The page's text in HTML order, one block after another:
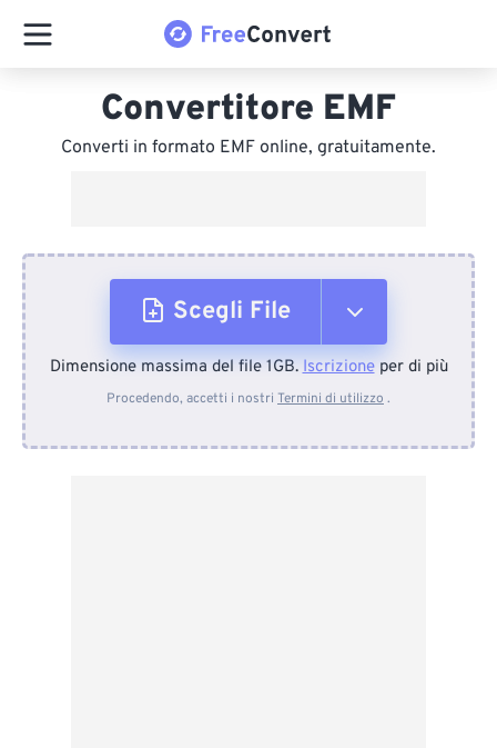
Convertitore EMF
Converti in formato EMF online, gratuitamente.
Scegli File
Dal dispositivo
Dimensione massima del file 1GB.Iscrizioneper di più
Procedendo, accetti i nostri Termini di utilizzo .